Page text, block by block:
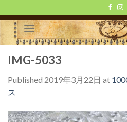
to
content
IMG-5033
Published 2019年3月22日 at
ス